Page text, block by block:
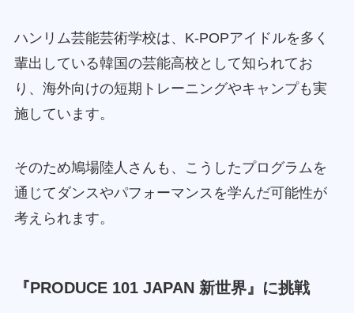
ハンリム芸能芸術学校は、K-POPアイドルを多く
輩出している韓国の芸能高校として知られてお
り、海外向けの短期トレーニングやキャンプも実
施しています。
そのため鳩場陸人さんも、こうしたプログラムを
通じてダンスやパフォーマンスを学んだ可能性が
考えられます。
『PRODUCE 101 JAPAN 新世界』に挑戦